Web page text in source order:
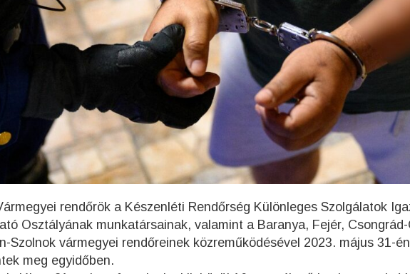
rendőrök a Készenléti Rendőrség Különleges Szolgálatok
Osztályának munkatársainak, valamint a Baranya, Fejér,
Szolnok vármegyei rendőreinek közreműködésével 2023. május 31-
meg egyidőben.